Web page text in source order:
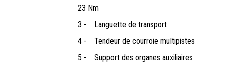
23 Nm
3 -
Languette de transport
4 -
Tendeur de courroie multipistes
5 -
Support des organes auxiliaires